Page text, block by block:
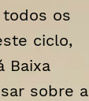
os
ciclo,
Baixa
sobre